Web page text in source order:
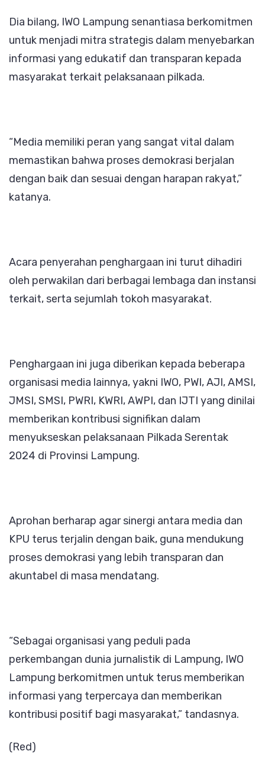
Dia bilang, IWO Lampung senantiasa berkomitmen
untuk menjadi mitra strategis dalam menyebarkan
informasi yang edukatif dan transparan kepada
masyarakat terkait pelaksanaan pilkada.
“Media memiliki peran yang sangat vital dalam
memastikan bahwa proses demokrasi berjalan
dengan baik dan sesuai dengan harapan rakyat,”
katanya.
Acara penyerahan penghargaan ini turut dihadiri
oleh perwakilan dari berbagai lembaga dan instansi
terkait, serta sejumlah tokoh masyarakat.
Penghargaan ini juga diberikan kepada beberapa
organisasi media lainnya, yakni IWO, PWI, AJI, AMSI,
JMSI, SMSI, PWRI, KWRI, AWPI, dan IJTI yang dinilai
memberikan kontribusi signifikan dalam
menyukseskan pelaksanaan Pilkada Serentak
2024 di Provinsi Lampung.
Aprohan berharap agar sinergi antara media dan
KPU terus terjalin dengan baik, guna mendukung
proses demokrasi yang lebih transparan dan
akuntabel di masa mendatang.
“Sebagai organisasi yang peduli pada
perkembangan dunia jurnalistik di Lampung, IWO
Lampung berkomitmen untuk terus memberikan
informasi yang terpercaya dan memberikan
kontribusi positif bagi masyarakat,” tandasnya.
(Red)